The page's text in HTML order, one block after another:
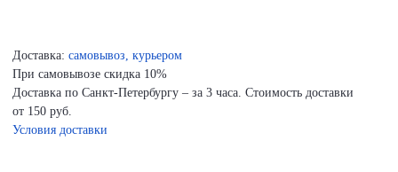
Доставка: самовывоз, курьером
При самовывозе скидка 10%
Доставка по Санкт-Петербургу – за 3 часа. Стоимость доставки
от 150 руб.
Условия доставки